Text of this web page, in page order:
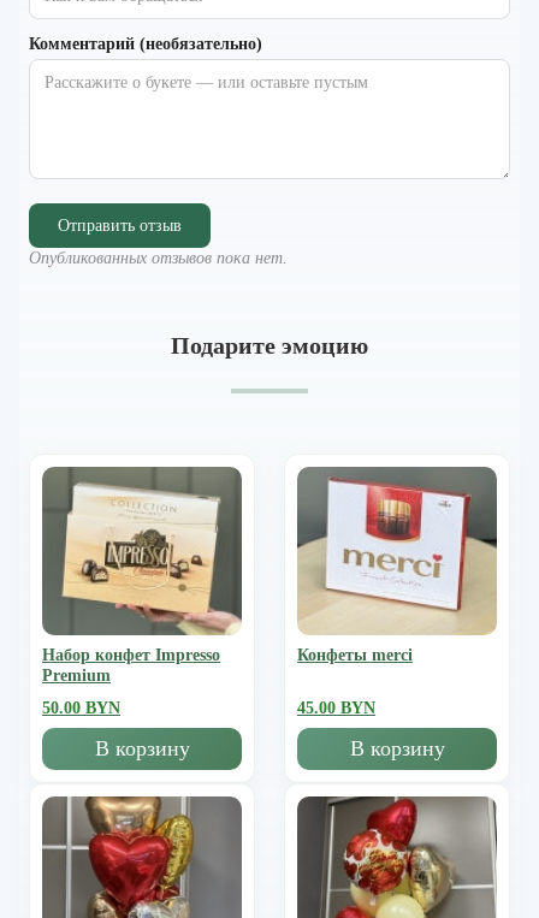
Комментарий (необязательно)
Отправить отзыв
Опубликованных отзывов пока нет.
Подарите эмоцию
Набор конфет Impresso
Premium
50.00 BYN
В корзину
Конфеты merci
45.00 BYN
В корзину